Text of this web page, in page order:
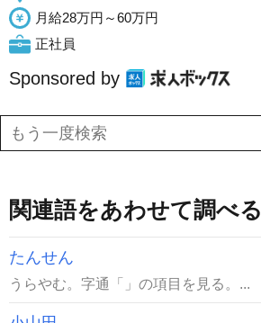
月給28万円～60万円
正社員
Sponsored by
関連語をあわせて調べる
たんせん
うらやむ。字通「」の項目を見る。...